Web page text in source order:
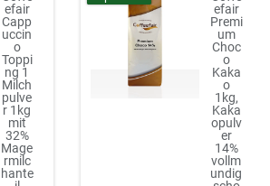
efair
Capp
uccin
o
Toppi
ng 1
Milch
pulve
r 1kg
mit
32%
Mage
rmilc
hante
efair
Premi
um
Choc
o
Kaka
o
1kg,
Kaka
opulv
er
14%
vollm
undig